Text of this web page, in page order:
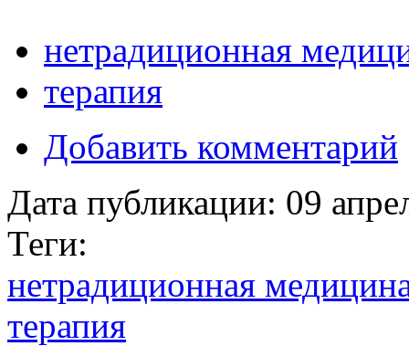
нетрадиционная
терапия
Добавить комментарий
Дата публикации: 09
Теги:
нетрадиционная
терапия